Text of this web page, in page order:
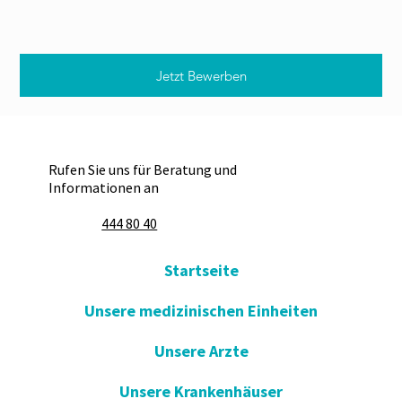
Jetzt Bewerben
Rufen Sie uns für Beratung und
Informationen an
444 80 40
Startseite
Unsere medizinischen Einheiten
Unsere Arzte
Unsere Krankenhäuser